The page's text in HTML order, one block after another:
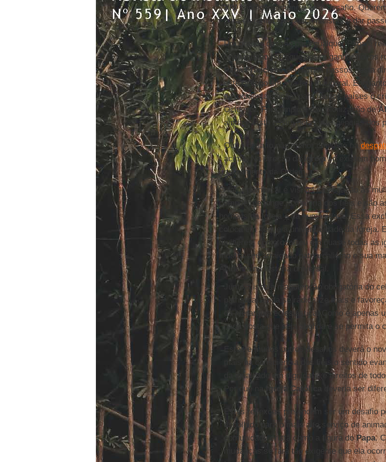
XIVnão ficará imune a este desafio.
para enfrentar os tradicionalistas e dar
Um grande desafio para qualquer Papa é
cristianismo para que possa ganhar novos
Papa Franciscodeu largos passos nesta
este diálogo em sua fala inaugural.
desocidentalização, para muitos países o
Ocidente. Foi cúmplice da colonização de
ainda é visto assim pelas inteligências dos
Outro desafio não menor consiste na
acima. Na direção da Igrejasó existem
sacramento da Ordem.
O fator patriarcal é visível na negação às
compõe, de longe, a maioria dos fiéis e são
homens da Igreja e da humanidade. Essa
coloca em xeque a universalidade da
mulheres, como ocorreu em quase todas as
mostra seu arraigado patriarcalismo e sua
Acidente na história universal.
Junto a isso a manutenção obrigatória do
patriarcal ainda se radicalize mais e
da hierarquia eclesiástica. Como é apenas
nada obsta que seja abolida e se permita o
Estes e muitos outros desafios deverá o
mais na consciência dos fiéis o sentido
da igualdade em dignidade e direitos de
Por que naIgreja Católica deveria ser
Estas reflexões pretendem ser um desafio
escolhido para o mais alto serviço de
comunidade cristã como a figura doPapa.
mudanças se fará tão exigente que ela